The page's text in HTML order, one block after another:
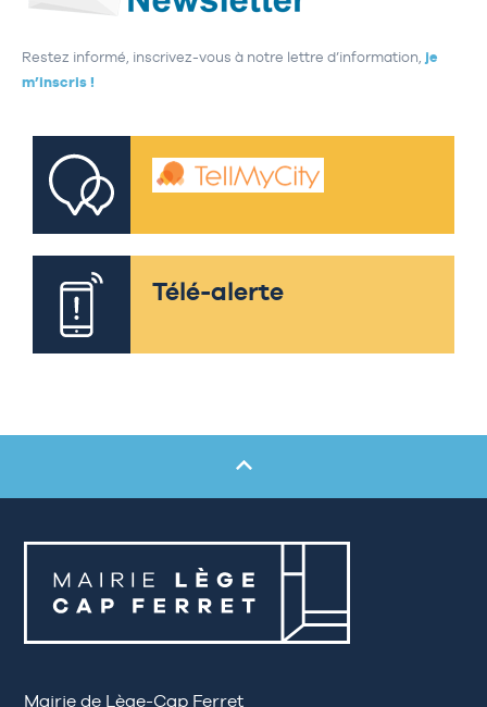
Restez informé, inscrivez-vous à notre lettre d’information, je
m’inscris !
Télé-alerte
Mairie de Lège-Cap Ferret